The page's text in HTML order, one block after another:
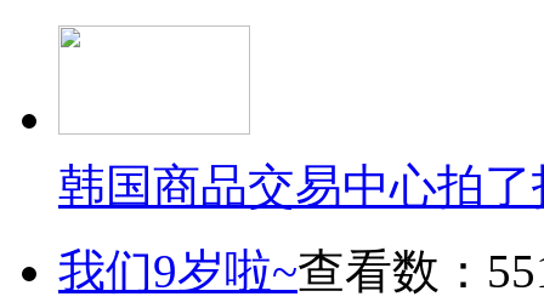
韩国商品交易中心拍
我们9岁啦~查看数：